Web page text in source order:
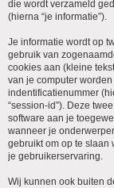
die wordt verzameld
(hierna “je informatie”).
Je informatie wordt op
gebruik van
cookies aan (kleine
van je computer
indentificatienummer
“session-id”). Deze
software aan je
wanneer je
gebruikt om op te slaan
je gebruikerservaring.
Wij kunnen ook buiten